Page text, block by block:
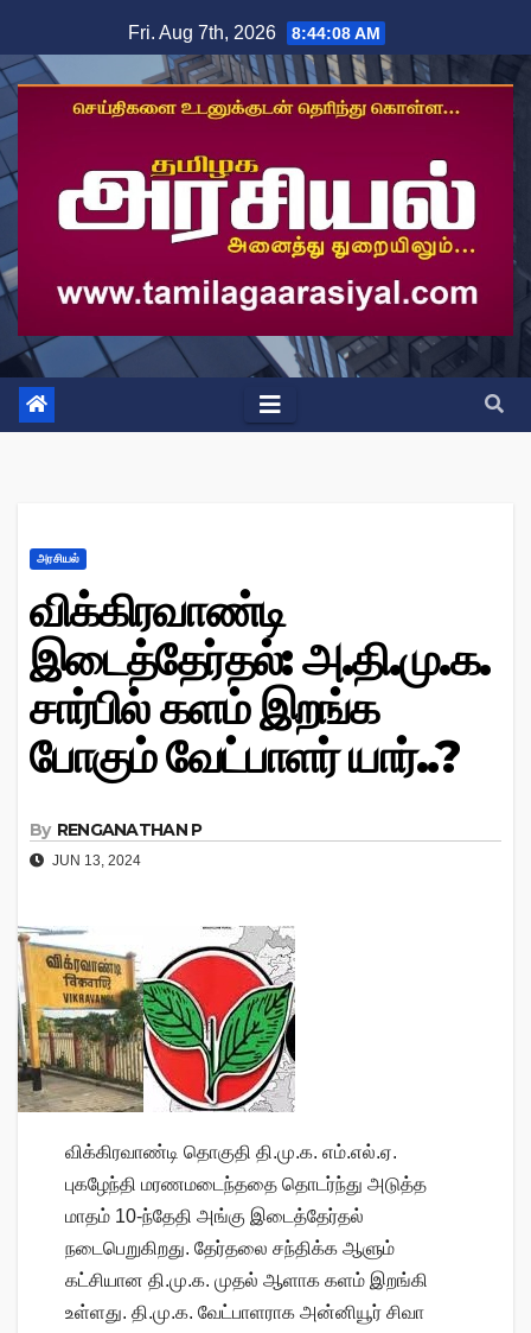
to
content
Fri. Aug 7th, 2026 8:44:09 AM
அரசியல்
விக்கிரவாண்டி
இடைத்தேர்தல்: அ.தி.மு.க.
சார்பில் களம் இறங்க
போகும் வேட்பாளர் யார்..?
By RENGANATHAN P
JUN 13, 2024
விக்கிரவாண்டி தொகுதி தி.மு.க. எம்.எல்.ஏ.
புகழேந்தி மரணமடைந்ததை தொடர்ந்து அடுத்த
மாதம் 10-ந்தேதி அங்கு இடைத்தேர்தல்
நடைபெறுகிறது. தேர்தலை சந்திக்க ஆளும்
கட்சியான தி.மு.க. முதல் ஆளாக களம் இறங்கி
உள்ளது. தி.மு.க. வேட்பாளராக அன்னியூர் சிவா